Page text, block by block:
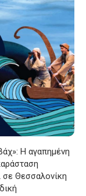
Η αγαπημένη
σε Θεσσαλονίκη